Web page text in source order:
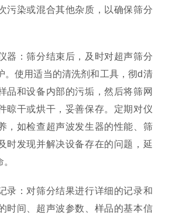
污染或混合其他杂质，以确保筛分
：筛分结束后，及时对超声筛分
。使用适当的清洗剂和工具，彻d清
品和设备内部的污垢，然后将筛网
晾干或烘干，妥善保存。定期对仪
，如检查超声波发生器的性能、筛
时发现并解决设备存在的问题，延
：对筛分结果进行详细的记录和
时间、超声波参数、样品的基本信